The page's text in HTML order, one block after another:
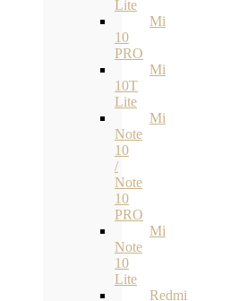
Lite
Mi
10
PRO
Mi
10T
Lite
Mi
Note
10
/
Note
10
PRO
Mi
Note
10
Lite
Redmi